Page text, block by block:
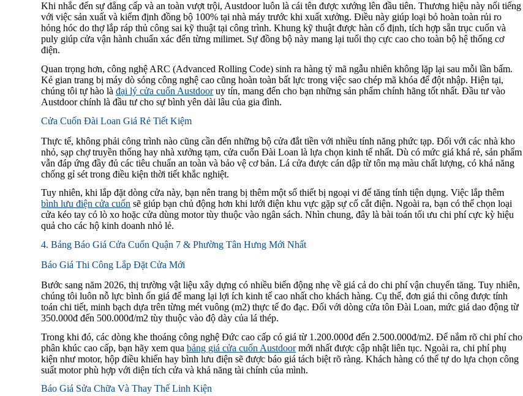
Khi nhắc đến sự đẳng cấp và an toàn vượt trội, Austdoor luôn là cái tên được xướng lên đầu tiên. Thương hiệu này nổi tiếng
với việc sản xuất và kiểm định đồng bộ 100% tại nhà máy trước khi xuất xưởng. Điều này giúp loại bỏ hoàn toàn rủi ro
hỏng hóc do thợ lắp ráp thủ công sai kỹ thuật tại công trình. Khung kỹ thuật được hàn cố định, tích hợp sẵn trục cuốn và
puly giúp cửa vận hành chuẩn xác đến từng milimet. Sự đồng bộ này mang lại tuổi thọ cực cao cho toàn bộ hệ thống cơ
điện.
Quan trọng hơn, công nghệ ARC (Advanced Rolling Code) sinh ra hàng tỷ mã ngẫu nhiên không lặp lại sau mỗi lần bấm.
Kẻ gian trang bị máy dò sóng công nghệ cao cũng hoàn toàn bất lực trong việc sao chép mã khóa để đột nhập. Hiện tại,
chúng tôi tự hào làđại lý cửa cuốn Austdooruy tín, mang đến cho bạn những sản phẩm chính hãng tốt nhất. Đầu tư vào
Austdoor chính là đầu tư cho sự bình yên dài lâu của gia đình.
Cửa Cuốn Đài Loan Giá Rẻ Tiết Kiệm
Thực tế, không phải công trình nào cũng cần đến những bộ cửa đắt tiền với nhiều tính năng phức tạp. Đối với các nhà kho
nhỏ, sạp chợ truyền thống hay nhà xưởng tạm, cửa cuốn Đài Loan là lựa chọn kinh tế nhất. Dù có mức giá khá rẻ, sản phẩm
vẫn đáp ứng đầy đủ các tiêu chuẩn an toàn và bảo vệ cơ bản. Lá cửa được cán dập từ tôn mạ màu chất lượng, có khả năng
chống gỉ sét trong điều kiện thời tiết khắc nghiệt.
Tuy nhiên, khi lắp đặt dòng cửa này, bạn nên trang bị thêm một số thiết bị ngoại vi để tăng tính tiện dụng. Việc lắp thêm
bình lưu điện cửa cuốn sẽ giúp bạn chủ động hơn khi lưới điện khu vực gặp sự cố cắt điện. Ngoài ra, bạn có thể chọn loại
cửa kéo tay có lò xo hoặc cửa dùng motor tùy thuộc vào ngân sách. Nhìn chung, đây là bài toán tối ưu chi phí cực kỳ hiệu
quả cho các hộ kinh doanh nhỏ lẻ.
4. Bảng Báo Giá Cửa Cuốn Quận 7 & Phường Tân Hưng Mới Nhất
Báo Giá Thi Công Lắp Đặt Cửa Mới
Bước sang năm 2026, thị trường vật liệu xây dựng có nhiều biến động nhẹ về giá cả do chi phí vận chuyển tăng. Tuy nhiên,
chúng tôi luôn nỗ lực bình ổn giá để mang lại lợi ích kinh tế cao nhất cho khách hàng. Cụ thể, đơn giá thi công được tính
toán chi tiết, minh bạch dựa trên từng mét vuông (m2) thực tế đo đạc. Đối với dòng cửa tôn Đài Loan, mức giá dao động từ
350.000đ đến 500.000đ/m2 tùy thuộc vào độ dày của lá thép.
Trong khi đó, các dòng khe thoáng công nghệ Đức cao cấp có giá từ 1.200.000đ đến 2.500.000đ/m2. Để nắm rõ chi phí cho
phân khúc cao cấp, bạn hãy xem quabảng giá cửa cuốn Austdoormới nhất được cập nhật liên tục. Ngoài ra, chi phí phụ
kiện như motor, hộp điều khiển hay bình lưu điện sẽ được báo giá tách biệt rõ ràng. Khách hàng có thể tự do lựa chọn công
suất motor phù hợp với diện tích cửa và khả năng tài chính của mình.
Báo Giá Sửa Chữa Và Thay Thế Linh Kiện